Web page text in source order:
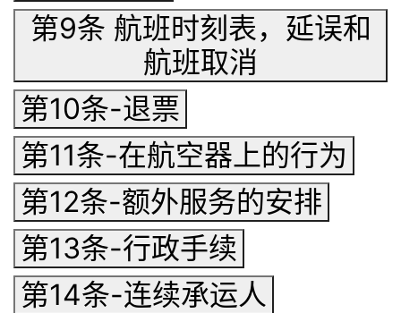
第9条 航班时刻表，延误和
航班取消
第10条-退票
第11条-在航空器上的行为
第12条-额外服务的安排
第13条-行政手续
第14条-连续承运人